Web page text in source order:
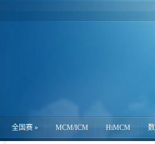
全国赛 » MCM/ICM HiMCM